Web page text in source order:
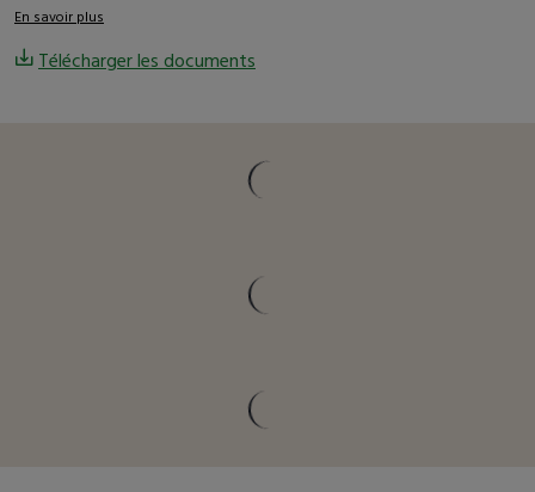
En savoir plus
Télécharger les documents
Vous pourriez être intéressé